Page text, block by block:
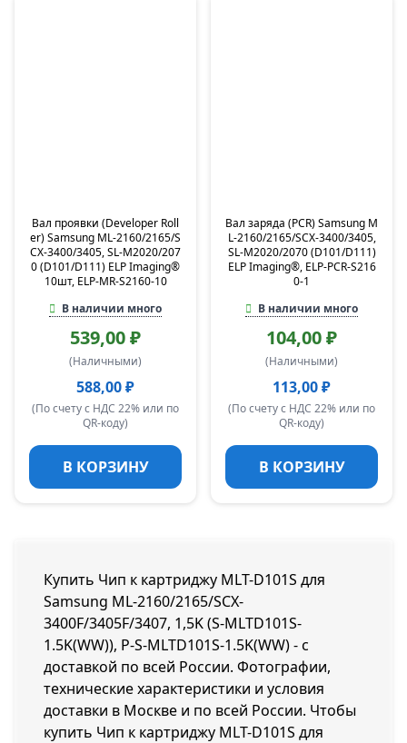
Вал проявки (Developer Roll
er) Samsung ML-2160/2165/S
CX-3400/3405, SL-M2020/207
0 (D101/D111) ELP Imaging®
10шт, ELP-MR-S2160-10
В наличии много
539,00 ₽
(Наличными)
588,00 ₽
(По счету с НДС 22% или по
QR-коду)
В КОРЗИНУ
Вал заряда (PCR) Samsung M
L-2160/2165/SCX-3400/3405,
SL-M2020/2070 (D101/D111)
ELP Imaging®, ELP-PCR-S216
0-1
В наличии много
104,00 ₽
(Наличными)
113,00 ₽
(По счету с НДС 22% или по
QR-коду)
В КОРЗИНУ
Купить Чип к картриджу MLT-D101S для
Samsung ML-2160/2165/SCX-
3400F/3405F/3407, 1,5K (S-MLTD101S-
1.5K(WW)), P-S-MLTD101S-1.5K(WW) - с
доставкой по всей России. Фотографии,
технические характеристики и условия
доставки в Москве и по всей России. Чтобы
купить Чип к картриджу MLT-D101S для